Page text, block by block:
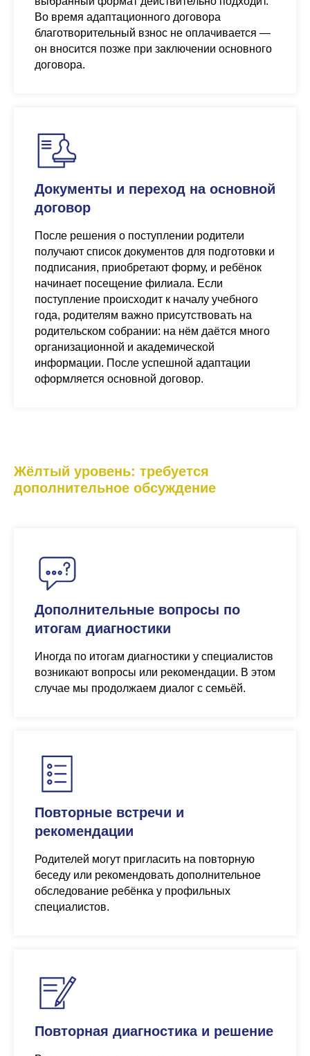
Во время адаптационного договора
благотворительный взнос не оплачивается —
он вносится позже при заключении основного
договора.
Документы и переход на основной
договор
После решения о поступлении родители
получают список документов для подготовки и
подписания, приобретают форму, и ребёнок
начинает посещение филиала. Если
поступление происходит к началу учебного
года, родителям важно присутствовать на
родительском собрании: на нём даётся много
организационной и академической
информации. После успешной адаптации
оформляется основной договор.
Жёлтый уровень: требуется
дополнительное обсуждение
Дополнительные вопросы по
итогам диагностики
Иногда по итогам диагностики у специалистов
возникают вопросы или рекомендации. В этом
случае мы продолжаем диалог с семьёй.
Повторные встречи и
рекомендации
Родителей могут пригласить на повторную
беседу или рекомендовать дополнительное
обследование ребёнка у профильных
специалистов.
Повторная диагностика и решение